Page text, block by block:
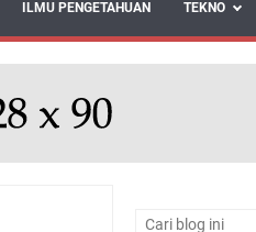
ILMU PENGETAHUAN TEKNO